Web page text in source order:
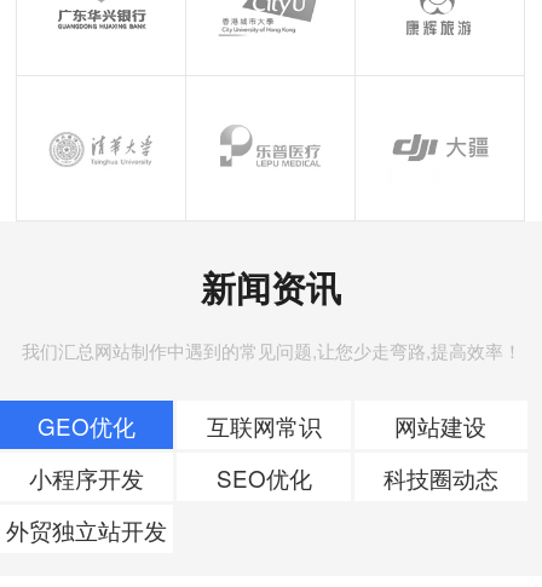
新闻资讯
我们汇总网站制作中遇到的常见问题,让您少走弯路,提高效率！
GEO优化 互联网常识
网站建设
小程序开发
SEO优化
科技圈动态
外贸独立站开发